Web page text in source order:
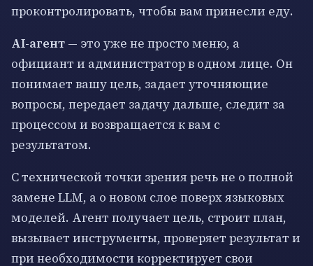
проконтролировать, чтобы вам принесли еду.
AI-агент — это уже не просто меню, а
официант и администратор в одном лице. Он
понимает вашу цель, задает уточняющие
вопросы, передает задачу дальше, следит за
процессом и возвращается к вам с
результатом.
С технической точки зрения речь не о полной
замене LLM, а о новом слое поверх языковых
моделей. Агент получает цель, строит план,
вызывает инструменты, проверяет результат и
при необходимости корректирует свои